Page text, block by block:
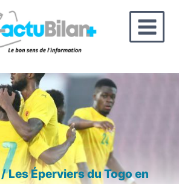
/Les Éperviers du Togo en